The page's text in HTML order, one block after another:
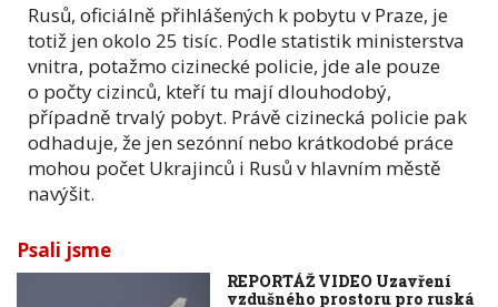
Rusů, oficiálně přihlášených k pobytu v Praze, je
totiž jen okolo 25 tisíc. Podle statistik ministerstva
vnitra, potažmo cizinecké policie, jde ale pouze
o počty cizinců, kteří tu mají dlouhodobý,
případně trvalý pobyt. Právě cizinecká policie pak
odhaduje, že jen sezónní nebo krátkodobé práce
mohou počet Ukrajinců i Rusů v hlavním městě
navýšit.
Psali jsme
REPORTÁŽ VIDEO Uzavření
vzdušného prostoru pro ruská